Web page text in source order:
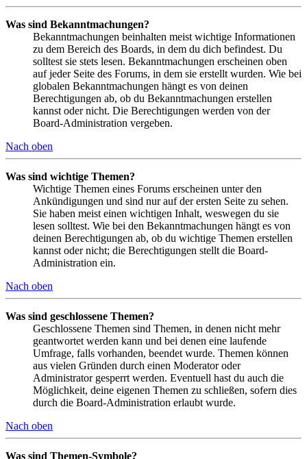
Was sind Bekanntmachungen?
Bekanntmachungen beinhalten meist wichtige Informationen
zu dem Bereich des Boards, in dem du dich befindest. Du
solltest sie stets lesen. Bekanntmachungen erscheinen oben
auf jeder Seite des Forums, in dem sie erstellt wurden. Wie bei
globalen Bekanntmachungen hängt es von deinen
Berechtigungen ab, ob du Bekanntmachungen erstellen
kannst oder nicht. Die Berechtigungen werden von der
Board-Administration vergeben.
Nach oben
Was sind wichtige Themen?
Wichtige Themen eines Forums erscheinen unter den
Ankündigungen und sind nur auf der ersten Seite zu sehen.
Sie haben meist einen wichtigen Inhalt, weswegen du sie
lesen solltest. Wie bei den Bekanntmachungen hängt es von
deinen Berechtigungen ab, ob du wichtige Themen erstellen
kannst oder nicht; die Berechtigungen stellt die Board-
Administration ein.
Nach oben
Was sind geschlossene Themen?
Geschlossene Themen sind Themen, in denen nicht mehr
geantwortet werden kann und bei denen eine laufende
Umfrage, falls vorhanden, beendet wurde. Themen können
aus vielen Gründen durch einen Moderator oder
Administrator gesperrt werden. Eventuell hast du auch die
Möglichkeit, deine eigenen Themen zu schließen, sofern dies
durch die Board-Administration erlaubt wurde.
Nach oben
Was sind Themen-Symbole?